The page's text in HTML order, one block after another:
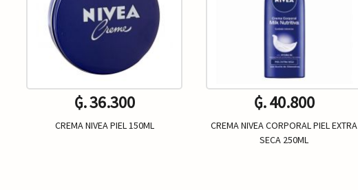
₲. 36.300
CREMA NIVEA PIEL 150ML
₲. 40.800
CREMA NIVEA CORPORAL PIEL EXTRA
SECA 250ML